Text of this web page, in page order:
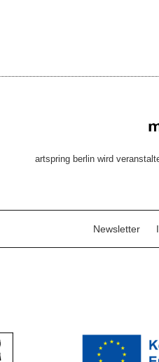
artspring berlin wird
Newsletter